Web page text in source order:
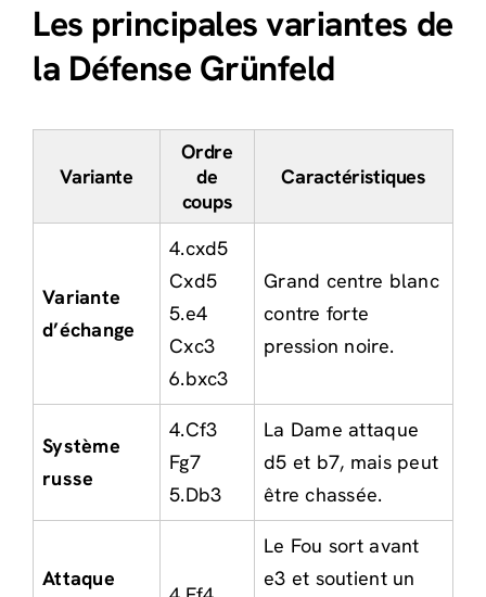
Les principales variantes de
la Défense Grünfeld
Variante
Ordre
de
coups
Caractéristiques
Variante
d’échange
4.cxd5
Cxd5
5.e4
Cxc3
6.bxc3
Grand centre blanc
contre forte
pression noire.
Système
russe
4.Cf3
Fg7
5.Db3
La Dame attaque
d5 et b7, mais peut
être chassée.
Attaque
Le Fou sort avant
e3 et soutient un